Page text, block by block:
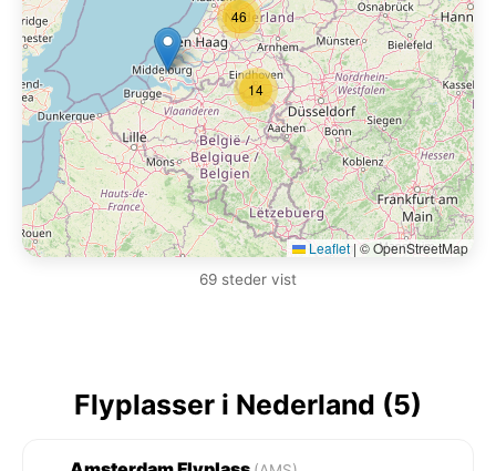
14
46
Leaflet | © OpenStreetMap
69 steder vist
Flyplasser i Nederland (5)